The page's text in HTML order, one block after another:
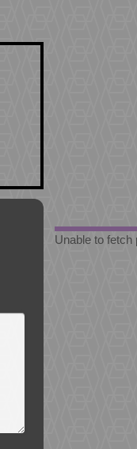
Unable to fetch